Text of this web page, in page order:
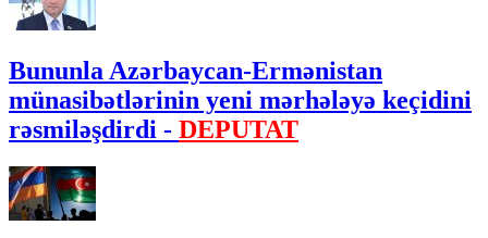
Bununla Azərbaycan-Ermənistan
münasibətlərinin yeni mərhələyə keçidini
rəsmiləşdirdi - DEPUTAT